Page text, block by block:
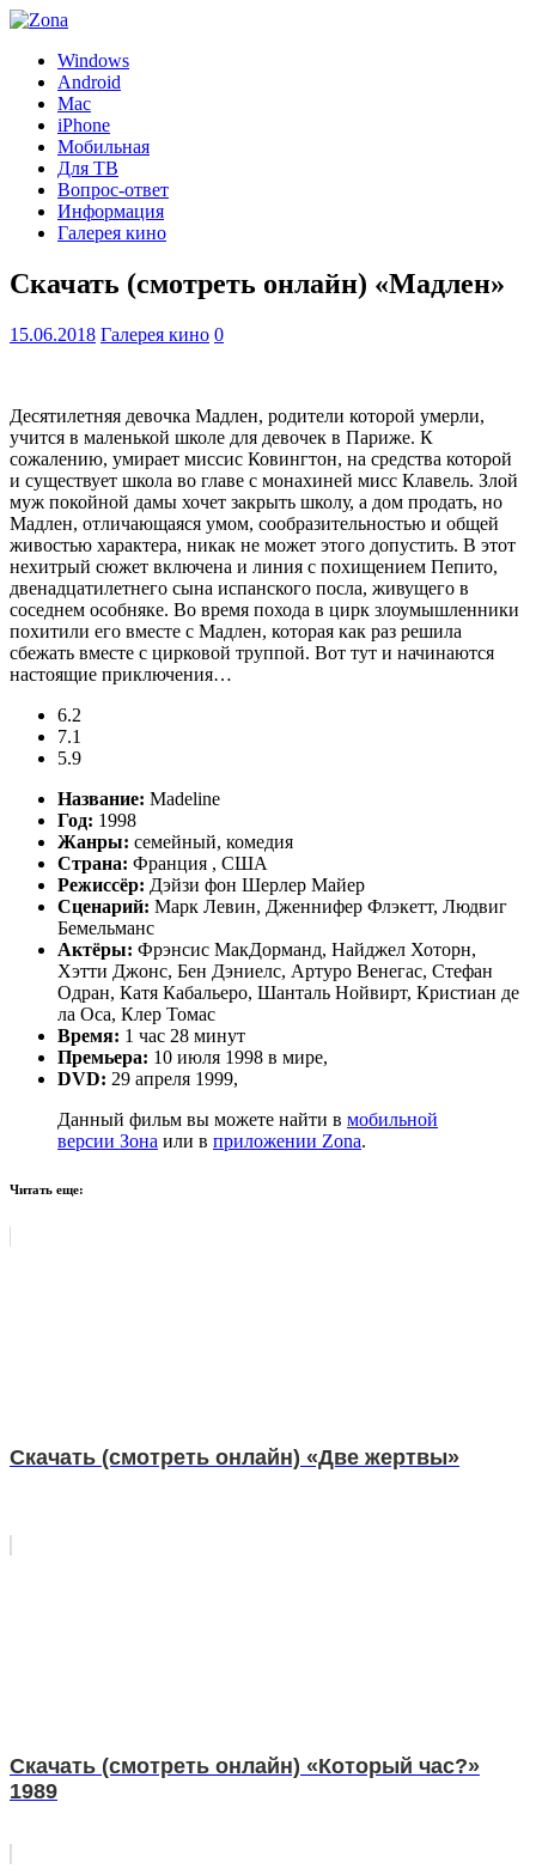
Windows
Android
Mac
iPhone
Мобильная
Для ТВ
Вопрос-ответ
Информация
Галерея кино
Скачать (смотреть онлайн) «Мадлен»
15.06.2018 Галерея кино 0
Десятилетняя девочка Мадлен, родители которой умерли,
учится в маленькой школе для девочек в Париже. К
сожалению, умирает миссис Ковингтон, на средства которой
и существует школа во главе с монахиней мисс Клавель. Злой
муж покойной дамы хочет закрыть школу, а дом продать, но
Мадлен, отличающаяся умом, сообразительностью и общей
живостью характера, никак не может этого допустить. В этот
нехитрый сюжет включена и линия с похищением Пепито,
двенадцатилетнего сына испанского посла, живущего в
соседнем особняке. Во время похода в цирк злоумышленники
похитили его вместе с Мадлен, которая как раз решила
сбежать вместе с цирковой труппой. Вот тут и начинаются
настоящие приключения…
6.2
7.1
5.9
Название: Madeline
Год: 1998
Жанры: семейный, комедия
Страна: Франция , США
Режиссёр: Дэйзи фон Шерлер Майер
Сценарий: Марк Левин, Дженнифер Флэкетт, Людвиг
Бемельманс
Актёры: Фрэнсис МакДорманд, Найджел Хоторн,
Хэтти Джонс, Бен Дэниелс, Артуро Венегас, Стефан
Одран, Катя Кабальеро, Шанталь Нойвирт, Кристиан де
ла Оса, Клер Томас
Время: 1 час 28 минут
Премьера: 10 июля 1998 в мире,
DVD: 29 апреля 1999,
Данный фильм вы можете найти в мобильной
версии Зона или в приложении Zona.
Читать еще:
Скачать (смотреть онлайн) «Две жертвы»
Скачать (смотреть онлайн) «Который час?»
1989